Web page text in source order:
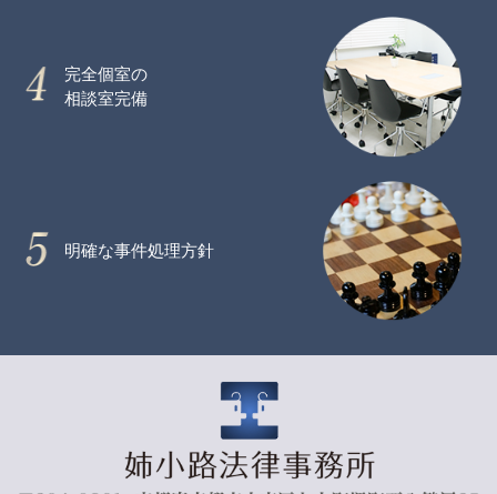
完全個室の
相談室完備
明確な事件処理方針